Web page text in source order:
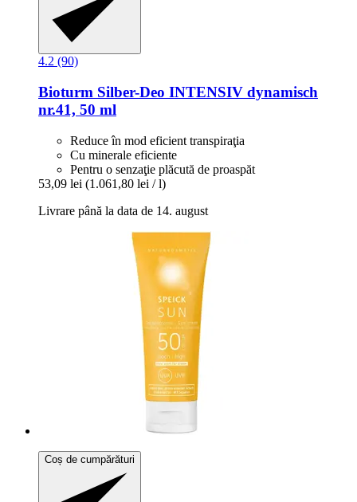
4.2 (90)
Bioturm Silber-​Deo INTENSIV dynamisch
nr.41, 50 ml
Reduce în mod eficient transpiraţia
Cu minerale eficiente
Pentru o senzaţie plăcută de proaspăt
53,09 lei (1.061,80 lei / l)
Livrare până la data de 14. august
Coș de cumpărături